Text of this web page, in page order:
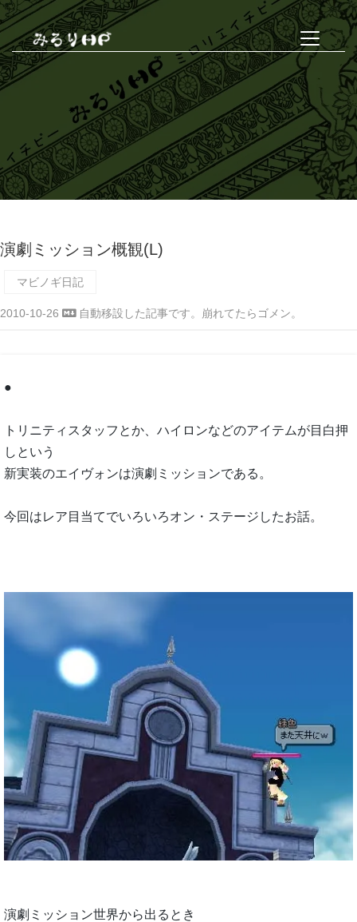
演劇ミッション概観(L)
マビノギ日記
2010-10-26 自動移設した記事です。崩れてたらゴメン。
●
トリニティスタッフとか、ハイロンなどのアイテムが目白押
しという
新実装のエイヴォンは演劇ミッションである。
今回はレア目当てでいろいろオン・ステージしたお話。
演劇ミッション世界から出るとき